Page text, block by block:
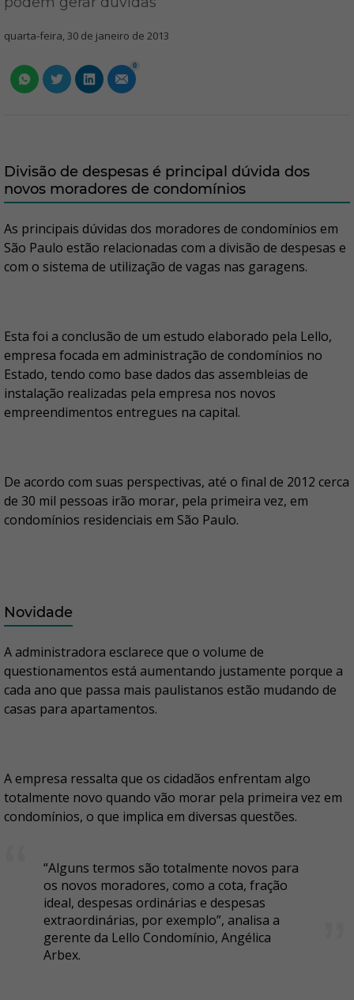
quarta-feira, 30 de janeiro de 2013
0
Divisão de despesas é principal dúvida dos
novos moradores de condomínios
As principais dúvidas dos moradores de condomínios em
São Paulo estão relacionadas com a divisão de despesas e
com o sistema de utilização de vagas nas garagens.
Esta foi a conclusão de um estudo elaborado pela Lello,
empresa focada em administração de condomínios no
Estado, tendo como base dados das assembleias de
instalação realizadas pela empresa nos novos
empreendimentos entregues na capital.
De acordo com suas perspectivas, até o final de 2012 cerca
de 30 mil pessoas irão morar, pela primeira vez, em
condomínios residenciais em São Paulo.
Novidade
A administradora esclarece que o volume de
questionamentos está aumentando justamente porque a
cada ano que passa mais paulistanos estão mudando de
casas para apartamentos.
A empresa ressalta que os cidadãos enfrentam algo
totalmente novo quando vão morar pela primeira vez em
condomínios, o que implica em diversas questões.
“Alguns termos são totalmente novos para
os novos moradores, como a cota, fração
ideal, despesas ordinárias e despesas
extraordinárias, por exemplo”, analisa a
gerente da Lello Condomínio, Angélica
Arbex.